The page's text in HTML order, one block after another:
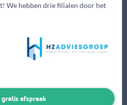
We hebben drie filialen door het
gratis afspraak